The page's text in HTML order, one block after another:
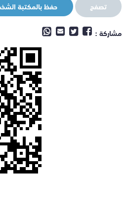
تصفح حفظ بالمكتبة
مشاركة :